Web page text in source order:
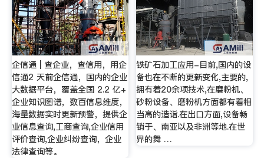
企信通 | 查企业，查信用，用企
信通2 天前企信通，国内的企业
大数据平台，覆盖全国 2.2 亿+
企业知识图谱，数百信息维度，
海量数据实时更新预警，提供企
业信息查询,工商查询,企业信用
评价查询,企业纠纷查询，企业
法律查询等。
铁矿石加工应用-目前,国内的设
备也在不断的更新变化,主要的,
拥有着20余项技术,在磨粉机、
砂粉设备、磨粉机方面都有着相
当高的造诣.在出口方面,设备畅
销于、南亚以及非洲等地.在世
界的舞 …